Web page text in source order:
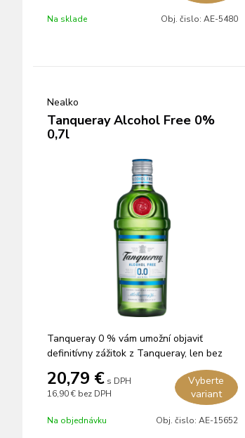
Na sklade Obj. čislo: AE-5480
Nealko
Tanqueray Alcohol Free 0%
0,7l
Tanqueray 0 % vám umožní objaviť
definitívny zážitok z Tanqueray, len bez
20,79 € s DPH
16,90 € bez DPH
Vyberte
variant
Na objednávku Obj. čislo: AE-15652